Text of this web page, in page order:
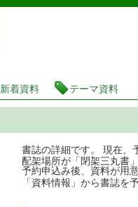
茨城県立図書館
新着資料 テーマ資料
書誌の詳細です。 現在、
配架場所が「閉架三丸書
予約申込み後、資料が用
「資料情報」から書誌を